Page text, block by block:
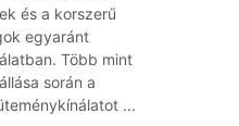
és a korszerű
egyaránt
Több mint
során a
...